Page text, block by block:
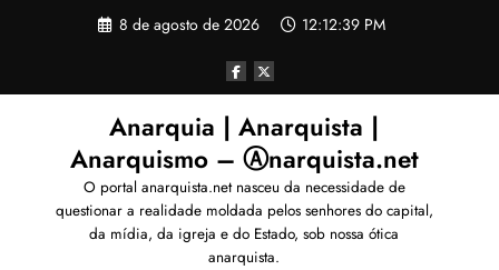
8 de agosto de 2026 12:12:42 PM
Anarquia | Anarquista |
Anarquismo – Ⓐnarquista.net
O portal anarquista.net nasceu da necessidade de
questionar a realidade moldada pelos senhores do capital,
da mídia, da igreja e do Estado, sob nossa ótica
anarquista.